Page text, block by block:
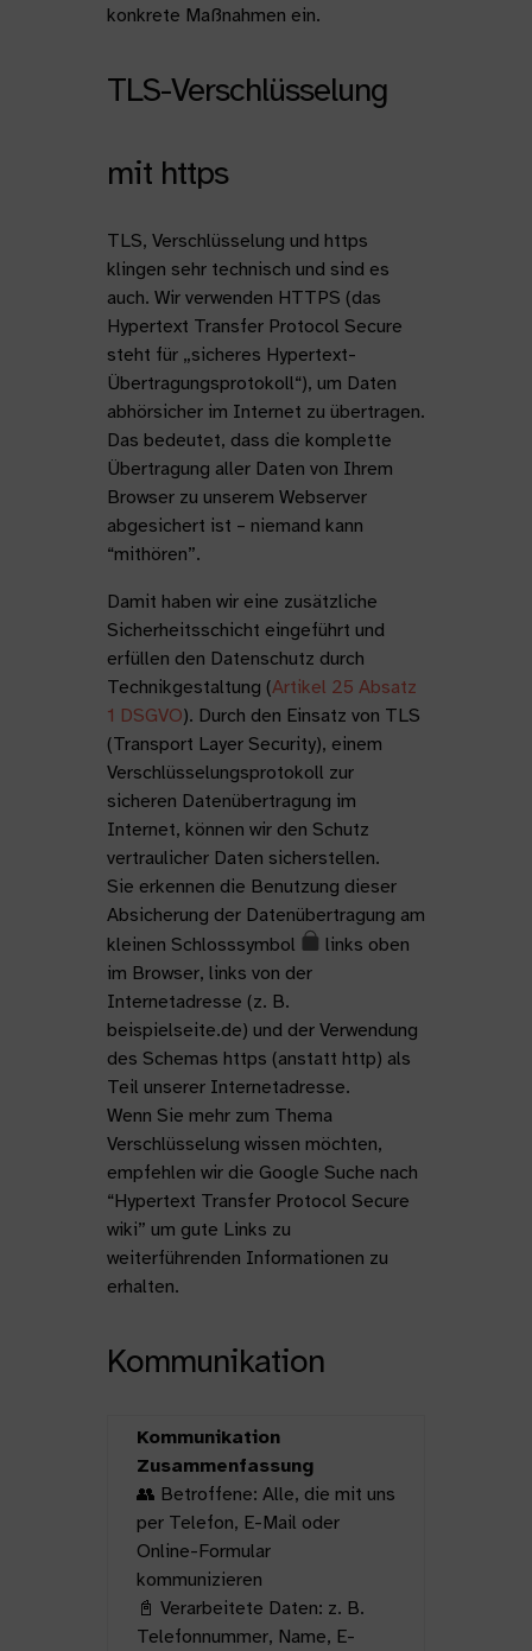
konkrete Maßnahmen ein.
TLS-Verschlüsselung
mit https
TLS, Verschlüsselung und https
klingen sehr technisch und sind es
auch. Wir verwenden HTTPS (das
Hypertext Transfer Protocol Secure
steht für „sicheres Hypertext-
Übertragungsprotokoll“), um Daten
abhörsicher im Internet zu übertragen.
Das bedeutet, dass die komplette
Übertragung aller Daten von Ihrem
Browser zu unserem Webserver
abgesichert ist – niemand kann
“mithören”.
Damit haben wir eine zusätzliche
Sicherheitsschicht eingeführt und
erfüllen den Datenschutz durch
Technikgestaltung (Artikel 25 Absatz
1 DSGVO). Durch den Einsatz von TLS
(Transport Layer Security), einem
Verschlüsselungsprotokoll zur
sicheren Datenübertragung im
Internet, können wir den Schutz
vertraulicher Daten sicherstellen.
Sie erkennen die Benutzung dieser
Absicherung der Datenübertragung am
kleinen Schlosssymbol
links oben
im Browser, links von der
Internetadresse (z. B.
beispielseite.de) und der Verwendung
des Schemas https (anstatt http) als
Teil unserer Internetadresse.
Wenn Sie mehr zum Thema
Verschlüsselung wissen möchten,
empfehlen wir die Google Suche nach
“Hypertext Transfer Protocol Secure
wiki” um gute Links zu
weiterführenden Informationen zu
erhalten.
Kommunikation
Kommunikation
Zusammenfassung
👥 Betroffene: Alle, die mit uns
per Telefon, E-Mail oder
Online-Formular
kommunizieren
📓 Verarbeitete Daten: z. B.
Telefonnummer, Name, E-